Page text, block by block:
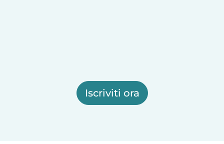
Iscriviti ora